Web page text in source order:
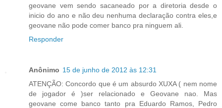
geovane vem sendo sacaneado por a diretoria desde o
inicio do ano e não deu nenhuma declaração contra eles,e
geovane não pode comer banco pra ninguem ali.
Responder
Anônimo 15 de junho de 2012 às 12:31
ATENÇÃO: Concordo que é um absurdo XUXA ( nem nome
de jogador é )ser relacionado e Geovane nao. Mas
geovane come banco tanto pra Eduardo Ramos, Pedro